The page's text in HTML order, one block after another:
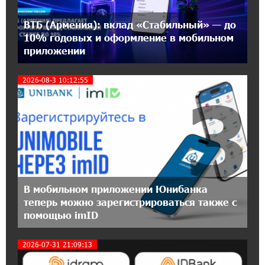
звонках от имени пенсионных фондов
15:50:50 9-07-2026
Небольшой французский уголок в Раздане
при сотрудничестве с Конверс МСБ
15:18:39 9-07-2026
Предателя Пашиняна нужно скинуть с трона.
Аршак Карапетян
18:38:14 8-07-2026
Зачем Пашинян полетел в Россию?․ Аршак
Карапетян
17:46:18 8-07-2026
Глава МИД Иордании: Подписание мирного
Азербайджаном близко
ВТБ (Армения): вклад «Стабильный» — до
10% годовых и оформление в мобильном
приложении
2026-08-3 10:12:55
В мобильном приложении Юнибанка
теперь можно зарегистрироваться также с
помощью imID
3
2026-07-31 21:09:13